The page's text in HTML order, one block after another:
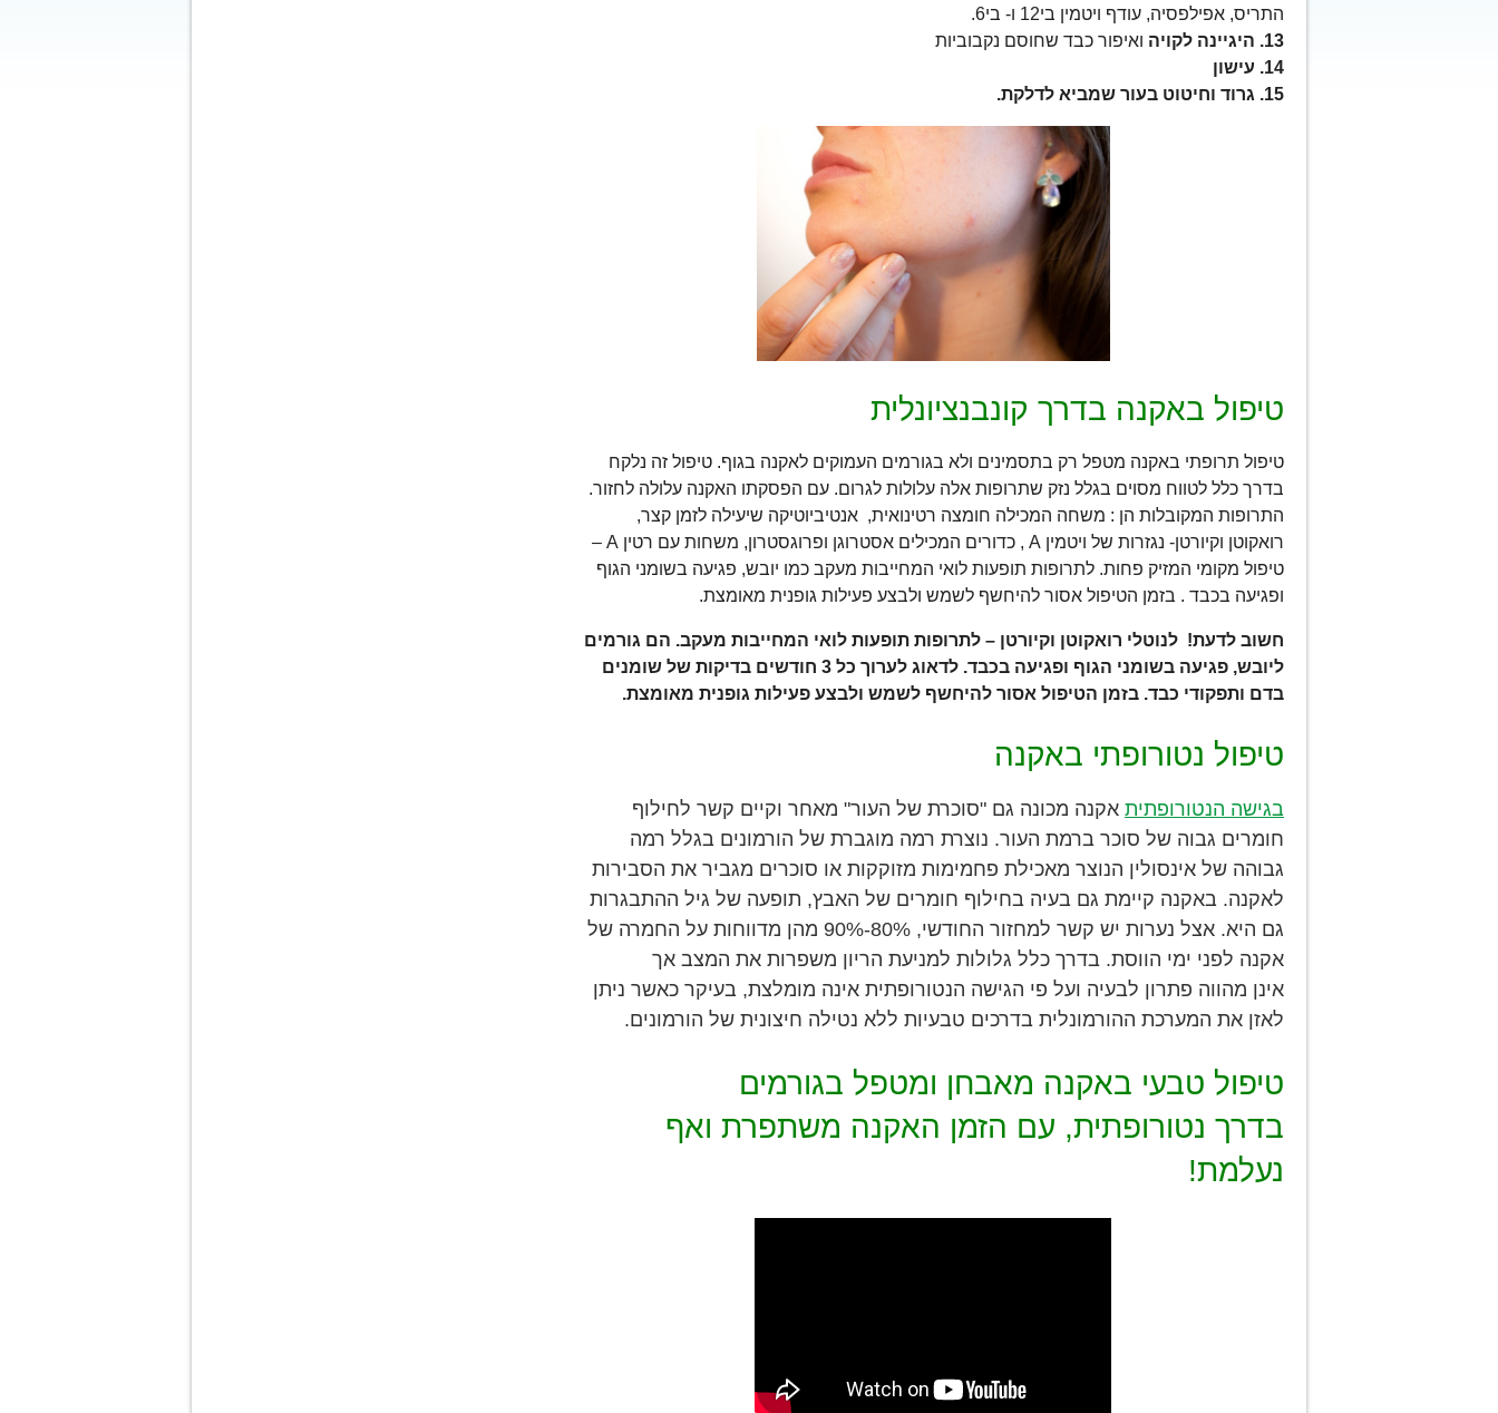
התריס, אפילפסיה, עודף ויטמין בי12 ו- בי6.
13. היגיינה לקויה
ואיפור כבד שחוסם נקבוביות
14. עישון
15. גרוד וחיטוט בעור שמביא לדלקת.
טיפול באקנה בדרך קונבנציונלית
טיפול תרופתי באקנה מטפל רק בתסמינים ולא בגורמים העמוקים לאקנה בגוף. טיפול זה נלקח
בדרך כלל לטווח מסוים בגלל נזק שתרופות אלה עלולות לגרום. עם הפסקתו האקנה עלולה לחזור.
התרופות המקובלות הן : משחה המכילה חומצה רטינואית, אנטיביוטיקה שיעילה לזמן קצר,
רואקוטן וקיורטן- נגזרות של ויטמין A , כדורים המכילים אסטרוגן ופרוגסטרון, משחות עם רטין A –
טיפול מקומי המזיק פחות. לתרופות תופעות לואי המחייבות מעקב כמו יובש, פגיעה בשומני הגוף
ופגיעה בכבד . בזמן הטיפול אסור להיחשף לשמש ולבצע פעילות גופנית מאומצת.
חשוב לדעת! לנוטלי רואקוטן וקיורטן – לתרופות תופעות לואי המחייבות מעקב. הם גורמים
ליובש, פגיעה בשומני הגוף ופגיעה בכבד. לדאוג לערוך כל 3 חודשים בדיקות של שומנים
בדם ותפקודי כבד. בזמן הטיפול אסור להיחשף לשמש ולבצע פעילות גופנית מאומצת.
טיפול נטורופתי באקנה
בגישה הנטורופתית אקנה מכונה גם "סוכרת של העור" מאחר וקיים קשר לחילוף
חומרים גבוה של סוכר ברמת העור. נוצרת רמה מוגברת של הורמונים בגלל רמה
גבוהה של אינסולין הנוצר מאכילת פחמימות מזוקקות או סוכרים מגביר את הסבירות
לאקנה. באקנה קיימת גם בעיה בחילוף חומרים של האבץ, תופעה של גיל ההתבגרות
גם היא. אצל נערות יש קשר למחזור החודשי, 80%-90% מהן מדווחות על החמרה של
אקנה לפני ימי הווסת. בדרך כלל גלולות למניעת הריון משפרות את המצב אך
אינן מהווה פתרון לבעיה ועל פי הגישה הנטורופתית אינה מומלצת, בעיקר כאשר ניתן
לאזן את המערכת ההורמונלית בדרכים טבעיות ללא נטילה חיצונית של הורמונים.
טיפול טבעי באקנה מאבחן ומטפל בגורמים
בדרך נטורופתית, עם הזמן האקנה משתפרת ואף
נעלמת!